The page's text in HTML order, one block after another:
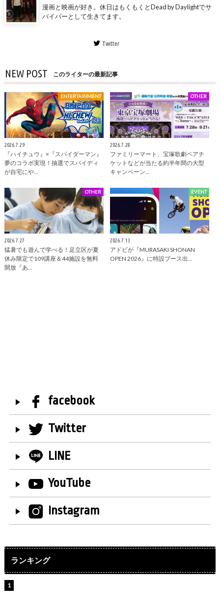
漫画と映画が好き。休日はもくもくとDead by Daylightでサ
バイバーとして生きてます。
Twitter
NEW POST このライターの最新記事
ENTERTAINMENT
2026.7.29
『ハイチュウ』×『スパイダーマン』
夢のコラボ実現！抽選でスパイディ
が自宅にや…
OTHER
2026.7.28
ファミリーマート、宝塚歌劇ペアチ
ケットなどが当たる約半年間の大型
キャンペーン…
OTHER
2026.7.27
猛暑でも遊んで学べる！足立区が夏
休み限定で109講座＆44施設を無料
開放『あ…
EVENT
2026.7.13
アドビが『MURASAKI SHONAN
OPEN 2026』に特設ブース出…
facebook
Twitter
LINE
YouTube
Instagram
ランキング